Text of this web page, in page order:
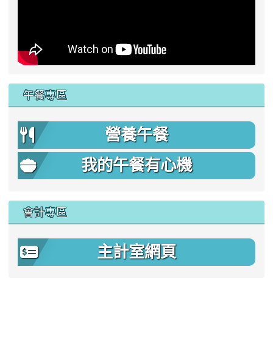
午餐專區
營養午餐
我的午餐有心機
會計專區
主計室網頁